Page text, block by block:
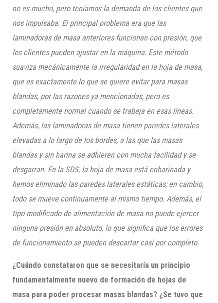
no es mucho, pero teníamos la demanda de los clientes que
nos impulsaba. El principal problema era que las
laminadoras de masa anteriores funcionan con presión, que
los clientes pueden ajustar en la máquina. Este método
suaviza mecánicamente la irregularidad en la hoja de masa,
que es exactamente lo que se quiere evitar para masas
blandas, por las razones ya mencionadas, pero es
completamente normal cuando se trabaja en esas líneas.
Además, las laminadoras de masa tienen paredes laterales
elevadas a lo largo de los bordes, a las que las masas
blandas y sin harina se adhieren con mucha facilidad y se
desgarran. En la SDS, la hoja de masa está enharinada y
hemos eliminado las paredes laterales estáticas; en cambio,
todo se mueve continuamente al mismo tiempo. Además, el
tipo modificado de alimentación de masa no puede ejercer
ninguna presión en absoluto, lo que significa que los errores
de funcionamiento se pueden descartar casi por completo.
¿Cuándo constataron que se necesitaría un principio
fundamentalmente nuevo de formación de hojas de
masa para poder procesar masas blandas? ¿Se tuvo que